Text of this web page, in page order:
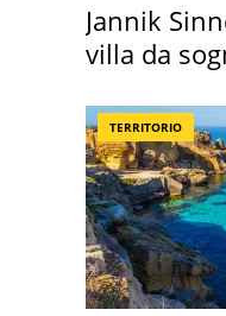
Jannik
villa da
TERRITORIO